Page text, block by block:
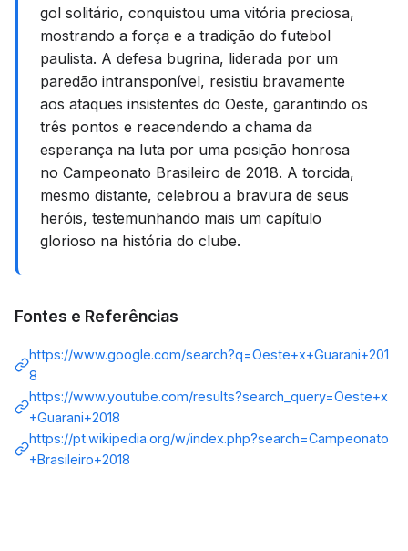
gol solitário, conquistou uma vitória preciosa,
mostrando a força e a tradição do futebol
paulista. A defesa bugrina, liderada por um
paredão intransponível, resistiu bravamente
aos ataques insistentes do Oeste, garantindo os
três pontos e reacendendo a chama da
esperança na luta por uma posição honrosa
no Campeonato Brasileiro de 2018. A torcida,
mesmo distante, celebrou a bravura de seus
heróis, testemunhando mais um capítulo
glorioso na história do clube.
Fontes e Referências
https://www.google.com/search?q=Oeste+x+Guarani+201
8
https://www.youtube.com/results?search_query=Oeste+x
+Guarani+2018
https://pt.wikipedia.org/w/index.php?search=Campeonato
+Brasileiro+2018